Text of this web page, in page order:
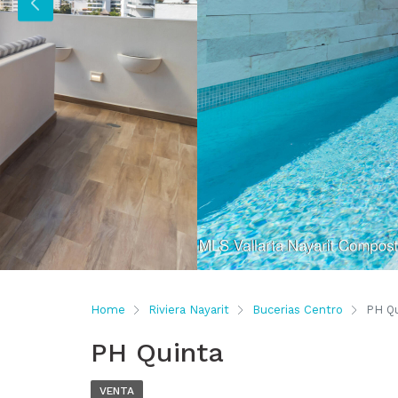
Home Riviera Nayarit Bucerias Centro PH
PH Quinta
VENTA